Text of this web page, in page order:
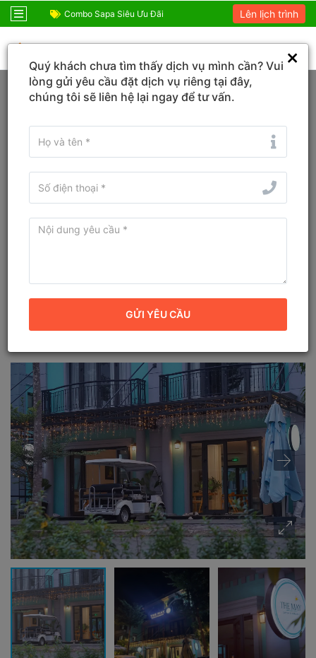
Combo Sapa Siêu Ưu Đãi Combo du lịch
Lên lịch trình
0931 666 900
Trang chủ An Giang Phú Quốc
Tìm khách sạn ở gần đây
The May Homestay Phú Quốc
Địa chỉ cũ:V02 - SV11 Sonasea Paris Villas Bãi Trường, Xã
Dương Tơ, Thành phố Phú Quốc, Kiên Giang
V02 - SV11 Sonasea Paris Villas Bãi Trường, Xã
Đặc khu Phú Quốc, An Giang (Xem bản đồ)
Quý khách chưa tìm thấy dịch vụ mình cần? Vui
lòng gửi yêu cầu đặt dịch vụ riêng tại đây,
chúng tôi sẽ liên hệ lại ngay để tư vấn.